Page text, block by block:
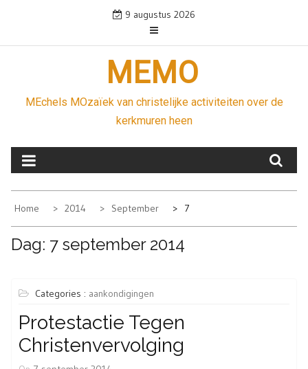
9 augustus 2026
MEMO
MEchels MOzaïek van christelijke activiteiten over de
kerkmuren heen
Home 2014 September 7
Dag: 7 september 2014
Categories : aankondigingen
Protestactie Tegen
Christenvervolging